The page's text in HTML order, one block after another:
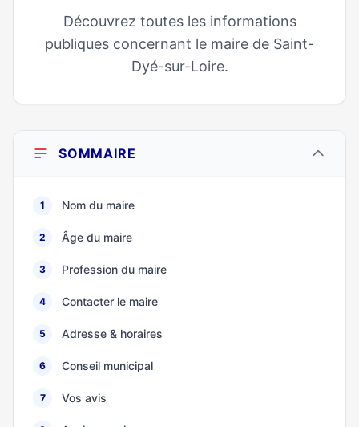
Découvrez toutes les informations
publiques concernant le maire de Saint-
Dyé-sur-Loire.
SOMMAIRE
1 Nom du maire
2 Âge du maire
3 Profession du maire
4 Contacter le maire
5 Adresse & horaires
6 Conseil municipal
7 Vos avis